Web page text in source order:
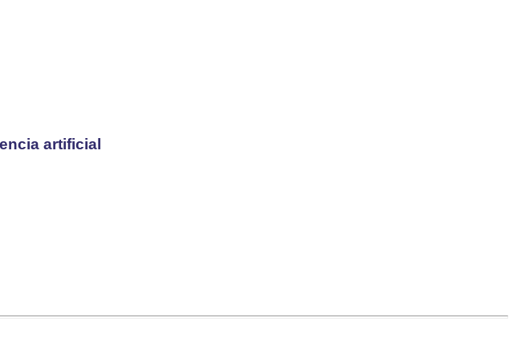
artificial